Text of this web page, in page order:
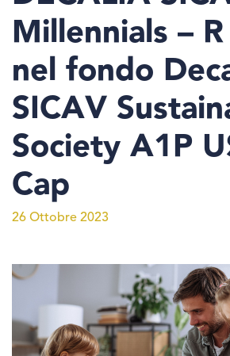
Millennials –
nel fondo
SICAV
Society A1P
Cap
26 Ottobre 2023